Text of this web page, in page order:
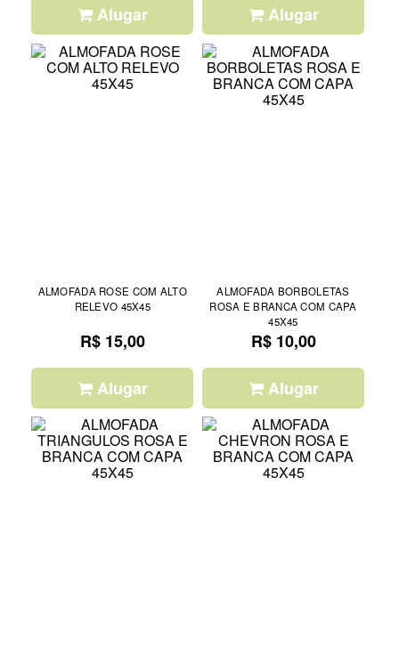
Alugar Alugar
ALMOFADA ROSE COM ALTO
RELEVO 45X45
R$ 15,00
Alugar
ALMOFADA BORBOLETAS
ROSA E BRANCA COM CAPA
45X45
R$ 10,00
Alugar